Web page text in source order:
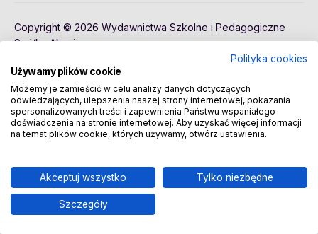
Copyright © 2026 Wydawnictwa Szkolne i Pedagogiczne
Spółka Akcyjna
Polityka cookies
Używamy plików cookie
Możemy je zamieścić w celu analizy danych dotyczących
odwiedzających, ulepszenia naszej strony internetowej, pokazania
spersonalizowanych treści i zapewnienia Państwu wspaniałego
doświadczenia na stronie internetowej. Aby uzyskać więcej informacji
na temat plików cookie, których używamy, otwórz ustawienia.
Akceptuj wszystko Tylko niezbędne
Szczegóły